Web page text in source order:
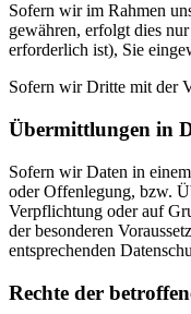
Sofern wir im Rahmen
gewähren, erfolgt dies
erforderlich ist), Sie
Sofern wir Dritte mit der
Übermittlungen in
Sofern wir Daten in
oder Offenlegung, bzw.
Verpflichtung oder auf
der besonderen
entsprechenden
Rechte der